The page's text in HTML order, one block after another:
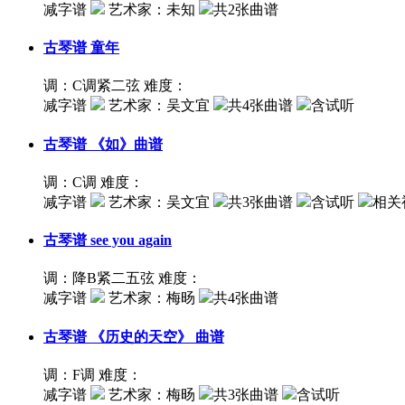
减字谱 艺术家： 未知 共2张曲谱
古琴谱 童年
调：C调紧二弦 难度：
减字谱
艺术家： 吴文宜 共4张曲谱 含试听
古琴谱 《如》曲谱
调：C调 难度：
减字谱
艺术家： 吴文宜 共3张曲谱 含试听 相关
古琴谱 see you again
调：降B紧二五弦 难度：
减字谱
艺术家： 梅旸 共4张曲谱
古琴谱 《历史的天空》 曲谱
调：F调 难度：
减字谱
艺术家： 梅旸 共3张曲谱 含试听